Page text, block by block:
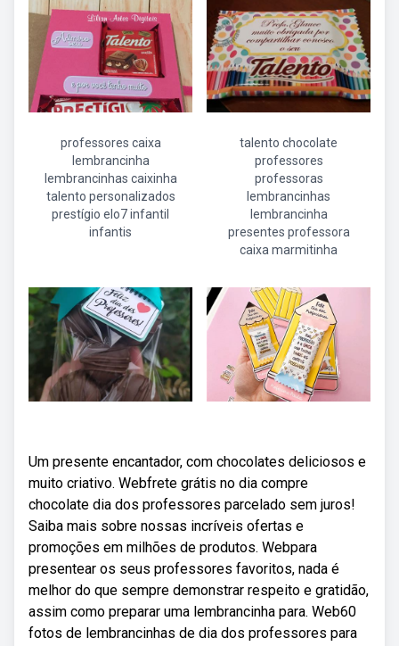
professores caixa
lembrancinha
lembrancinhas caixinha
talento personalizados
prestígio elo7 infantil
infantis
talento chocolate
professores
professoras
lembrancinhas
lembrancinha
presentes professora
caixa marmitinha
Um presente encantador, com chocolates deliciosos e
muito criativo. Webfrete grátis no dia compre
chocolate dia dos professores parcelado sem juros!
Saiba mais sobre nossas incríveis ofertas e
promoções em milhões de produtos. Webpara
presentear os seus professores favoritos, nada é
melhor do que sempre demonstrar respeito e gratidão,
assim como preparar uma lembrancinha para. Web60
fotos de lembrancinhas de dia dos professores para